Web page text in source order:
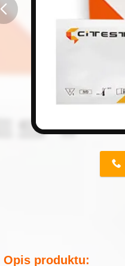
Opis produktu: